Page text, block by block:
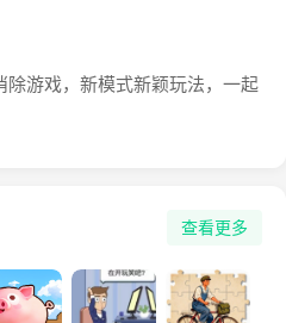
游戏，新模式新颖玩法，一起
查看更多